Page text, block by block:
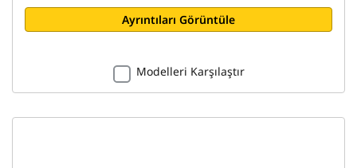
Ayrıntıları Görüntüle
Modelleri Karşılaştır